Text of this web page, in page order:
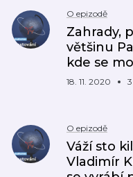
O epizodě
Zahrady,
většinu
kde se
18. 11. 2020
O epizodě
Váží sto
Vladimír